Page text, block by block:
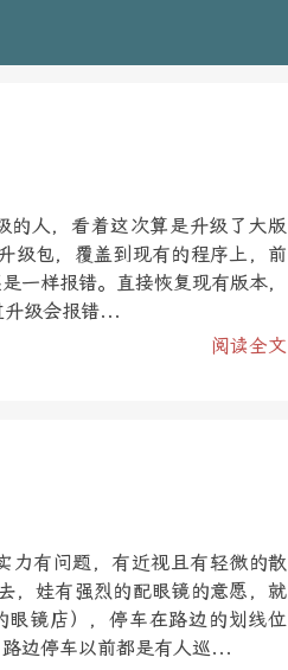
的人，看着这次算是升级了大版
级包，覆盖到现有的程序上，前
一样报错。直接恢复现有版本，
升级会报错...
阅读全文
力有问题，有近视且有轻微的散
，娃有强烈的配眼镜的意愿，就
镜店），停车在路边的划线位
边停车以前都是有人巡...